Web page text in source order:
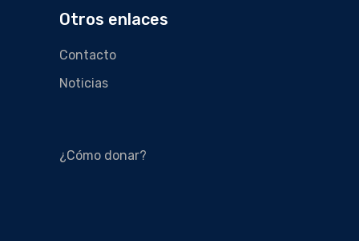
Otros enlaces
Contacto
Noticias
¿Cómo donar?